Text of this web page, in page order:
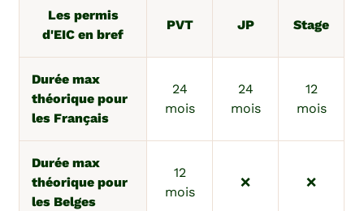
Les permis
d'EIC en bref
PVT JP Stage
Durée max
théorique pour
les Français
24
mois
24
mois
12
mois
Durée max
théorique pour
les Belges
12
mois
❌ ❌